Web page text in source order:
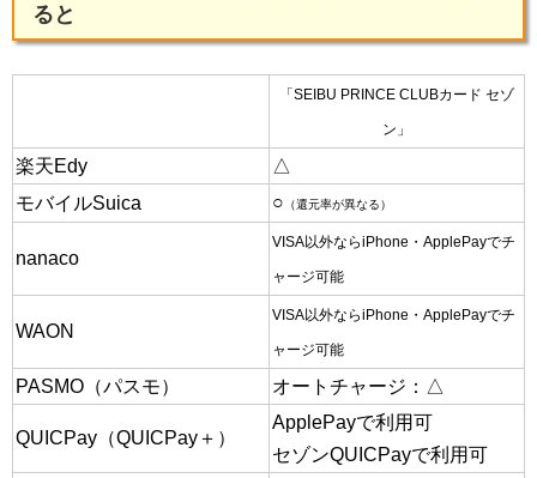
ると
「SEIBU PRINCE CLUBカード セゾ
ン」
楽天Edy
△
モバイルSuica
○ （還元率が異なる）
nanaco
VISA以外ならiPhone・ApplePayでチ
ャージ可能
WAON
VISA以外ならiPhone・ApplePayでチ
ャージ可能
PASMO（パスモ） オートチャージ：△
QUICPay（QUICPay＋）
ApplePayで利用可
セゾンQUICPayで利用可